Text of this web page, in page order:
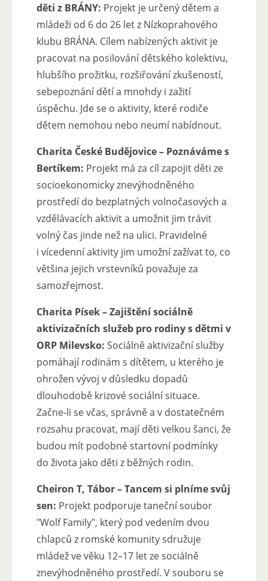
děti z BRÁNY: Projekt je určený dětem a
mládeži od 6 do 26 let z Nízkoprahového
klubu BRÁNA. Cílem nabízených aktivit je
pracovat na posilování dětského kolektivu,
hlubšího prožitku, rozšiřování zkušeností,
sebepoznání dětí a mnohdy i zažití
úspěchu. Jde se o aktivity, které rodiče
dětem nemohou nebo neumí nabídnout.
Charita České Budějovice – Poznáváme s
Bertíkem: Projekt má za cíl zapojit děti ze
socioekonomicky znevýhodněného
prostředí do bezplatných volnočasových a
vzdělávacích aktivit a umožnit jim trávit
volný čas jinde než na ulici. Pravidelné
i vícedenní aktivity jim umožní zažívat to, co
většina jejich vrstevníků považuje za
samozřejmost.
Charita Písek – Zajištění sociálně
aktivizačních služeb pro rodiny s dětmi v
ORP Milevsko: Sociálně aktivizační služby
pomáhají rodinám s dítětem, u kterého je
ohrožen vývoj v důsledku dopadů
dlouhodobě krizové sociální situace.
Začne-li se včas, správně a v dostatečném
rozsahu pracovat, mají děti velkou šanci, že
budou mít podobné startovní podmínky
do života jako děti z běžných rodin.
Cheiron T, Tábor – Tancem si plníme svůj
sen: Projekt podporuje taneční soubor
"Wolf Family", který pod vedením dvou
chlapců z romské komunity sdružuje
mládež ve věku 12–17 let ze sociálně
znevýhodněného prostředí. V souboru se